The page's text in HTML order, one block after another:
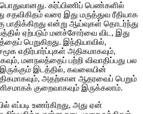
கர்ப்பிணிப் பெண்களில்
சதவிகிதம் வரை இது மருத்துவ ரீதியாக
பாதிக்கிறது என்று ஆய்வுகள் தொடர்ந்து
ஏற்படும் மனச்சோர்வை விட, இது
பெறுகிறது. இந்தியாவில்,
எதிர்பார்ப்புகள் அதிகமாகவும்,
மனநலத்தைப் பற்றி விவாதிப்பது பல
இடத்தில், கவலையின்
அதற்கான ஆதரவைப் பெறும்
குறைவாகவும் இருக்கலாம்.
எப்படி உணர்கிறது, அது ஏன்